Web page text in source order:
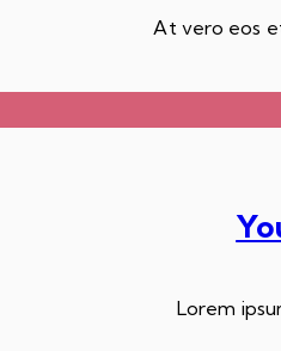
At vero eos
Lorem